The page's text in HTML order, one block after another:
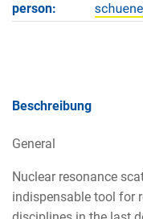
person:
Beschreibung
General
Nuclear resonance
indispensable tool for